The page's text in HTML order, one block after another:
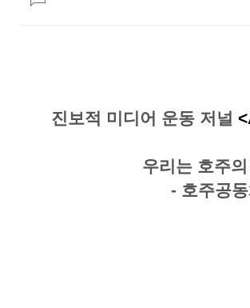
글
진보적 미디어 운동 저널
우리는 호주
- 호주공